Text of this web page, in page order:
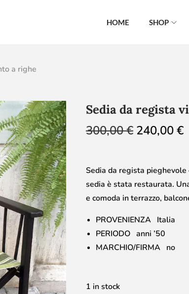
HOME SHOP
a righe
Sedia da regista
300,00€ 240,00€
Sedia da regista
sedia è stata restaurata.
e comoda in terrazzo,
PROVENIENZA Italia
PERIODO anni ’50
MARCHIO/FIRMA no
1 in stock